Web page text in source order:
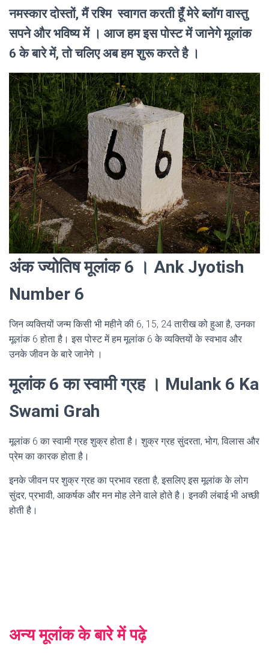
नमस्कार दोस्तों, मैं रश्मि स्वागत करती हूँ मेरे ब्लॉग वास्तु
सपने और भविष्य में । आज हम इस पोस्ट में जानेगे मूलांक
6 के बारे में, तो चलिए अब हम शुरू करते है ।
अंक ज्योतिष मूलांक 6 । Ank Jyotish
Number 6
जिन व्यक्तियों जन्म किसी भी महीने की 6, 15, 24 तारीख को हुआ है, उनका
मूलांक 6 होता है। इस पोस्ट में हम मूलांक 6 के व्यक्तियों के स्वभाव और
उनके जीवन के बारे जानेगे ।
मूलांक 6 का स्वामी ग्रह । Mulank 6 Ka
Swami Grah
मूलांक 6 का स्वामी ग्रह शुक्र होता है। शुक्र ग्रह सुंदरता, भोग, विलास और
प्रेम का कारक होता है।
इनके जीवन पर शुक्र ग्रह का प्रभाव रहता है, इसलिए इस मूलांक के लोग
सुंदर, प्रभावी, आकर्षक और मन मोह लेने वाले होते है। इनकी लंबाई भी अच्छी
होती है।
अन्य मूलांक के बारे में पढ़े